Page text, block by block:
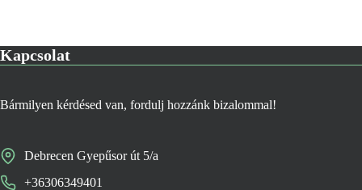
Kapcsolat
Bármilyen kérdésed van, fordulj hozzánk bizalommal!
Debrecen Gyepűsor út 5/a
+36306349401